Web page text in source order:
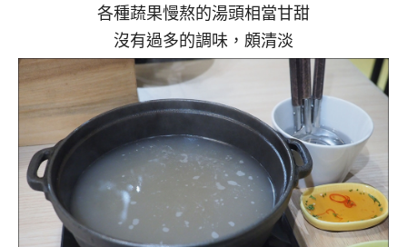
各種蔬果慢熬的湯頭相當甘甜
沒有過多的調味，頗清淡